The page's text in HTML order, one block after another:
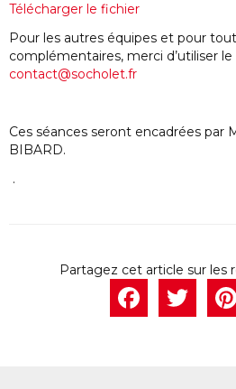
Télécharger le fichier
Pour les autres équipes et pour
complémentaires, merci d’utiliser le
contact@socholet.fr
Ces séances seront encadrées par
BIBARD.
.